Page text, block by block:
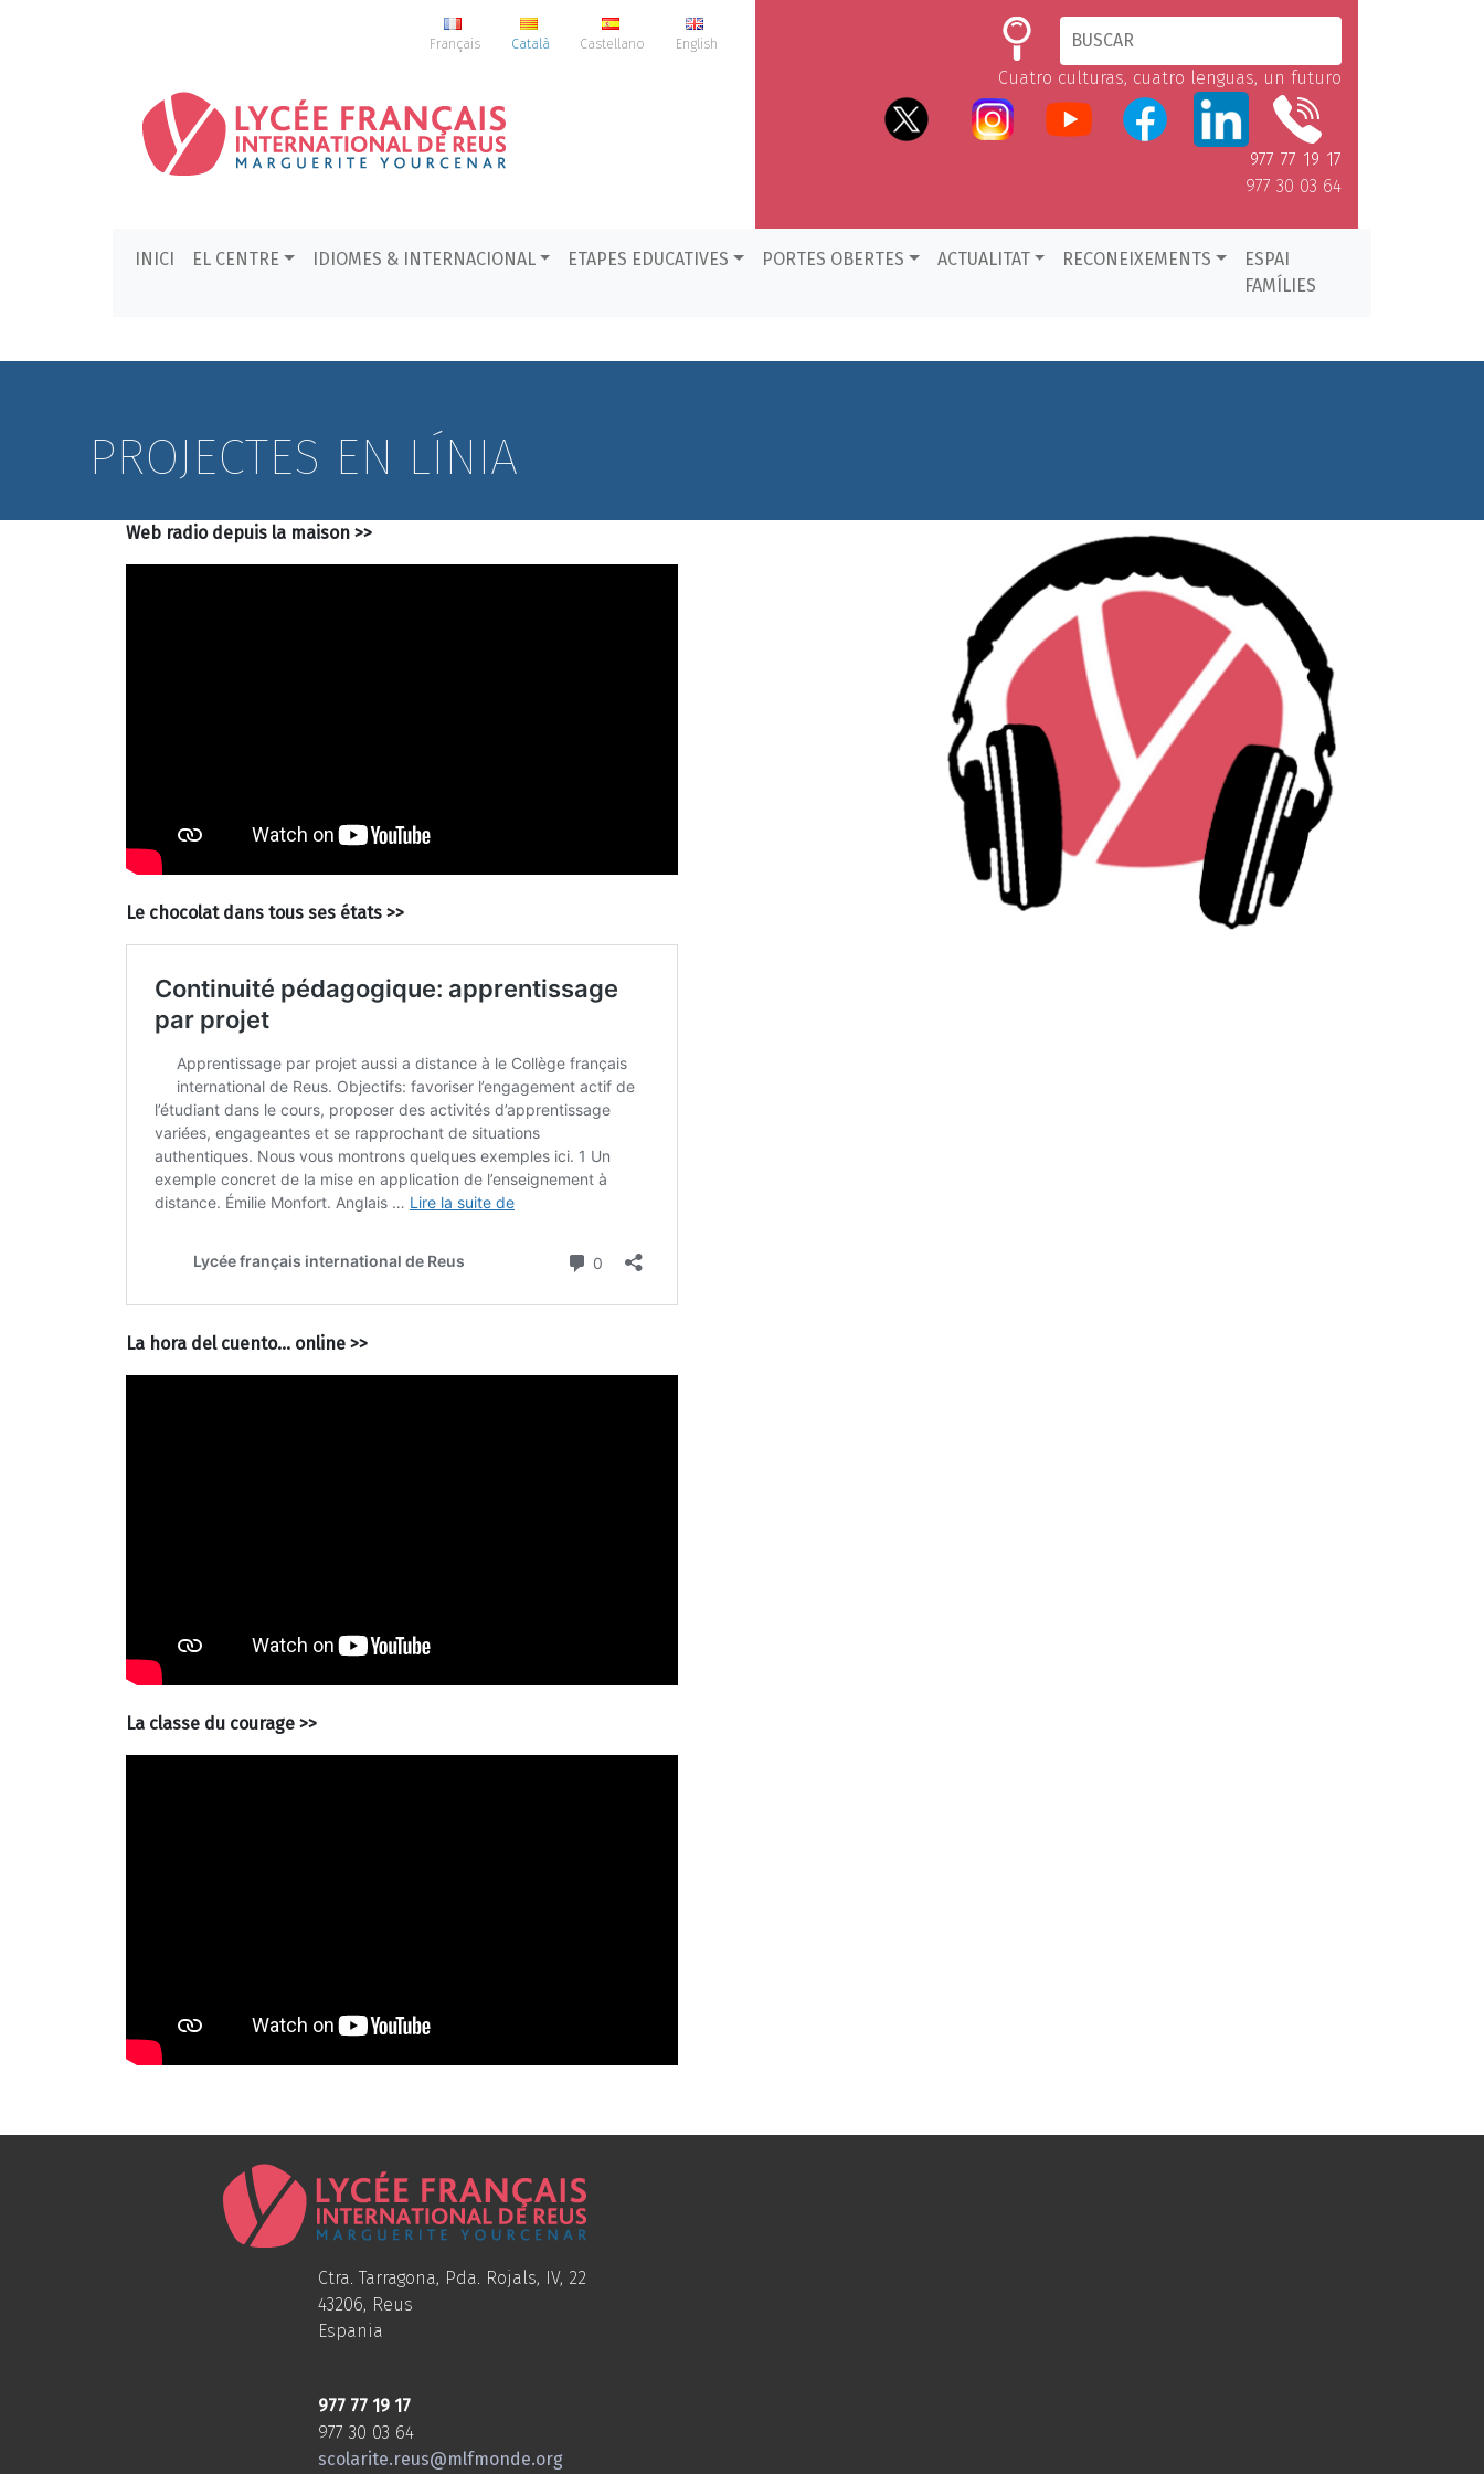
Français Català Castellano English
Cuatro culturas, cuatro lenguas, un futuro
977 77 19 17
977 30 03 64
INICI EL CENTRE IDIOMES & INTERNACIONAL ETAPES EDUCATIVES PORTES OBERTES ACTUALITAT RECONEIXEMENTS
ESPAI
FAMÍLIES
PROJECTES EN LÍNIA
Web radio depuis la maison >>
Le chocolat dans tous ses états >>
La hora del cuento… online >>
La classe du courage >>
Ctra. Tarragona, Pda. Rojals, IV, 22
43206, Reus
Espania
977 77 19 17
977 30 03 64
scolarite.reus@mlfmonde.org